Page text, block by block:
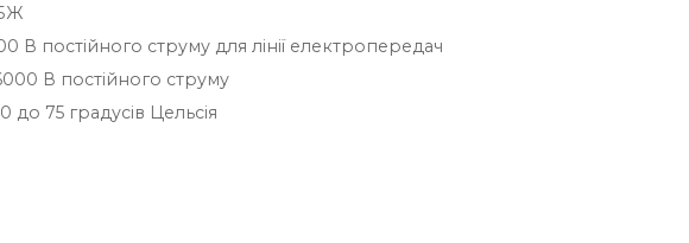
В постійного струму для лінії електропередач
В постійного струму
75 градусів Цельсія